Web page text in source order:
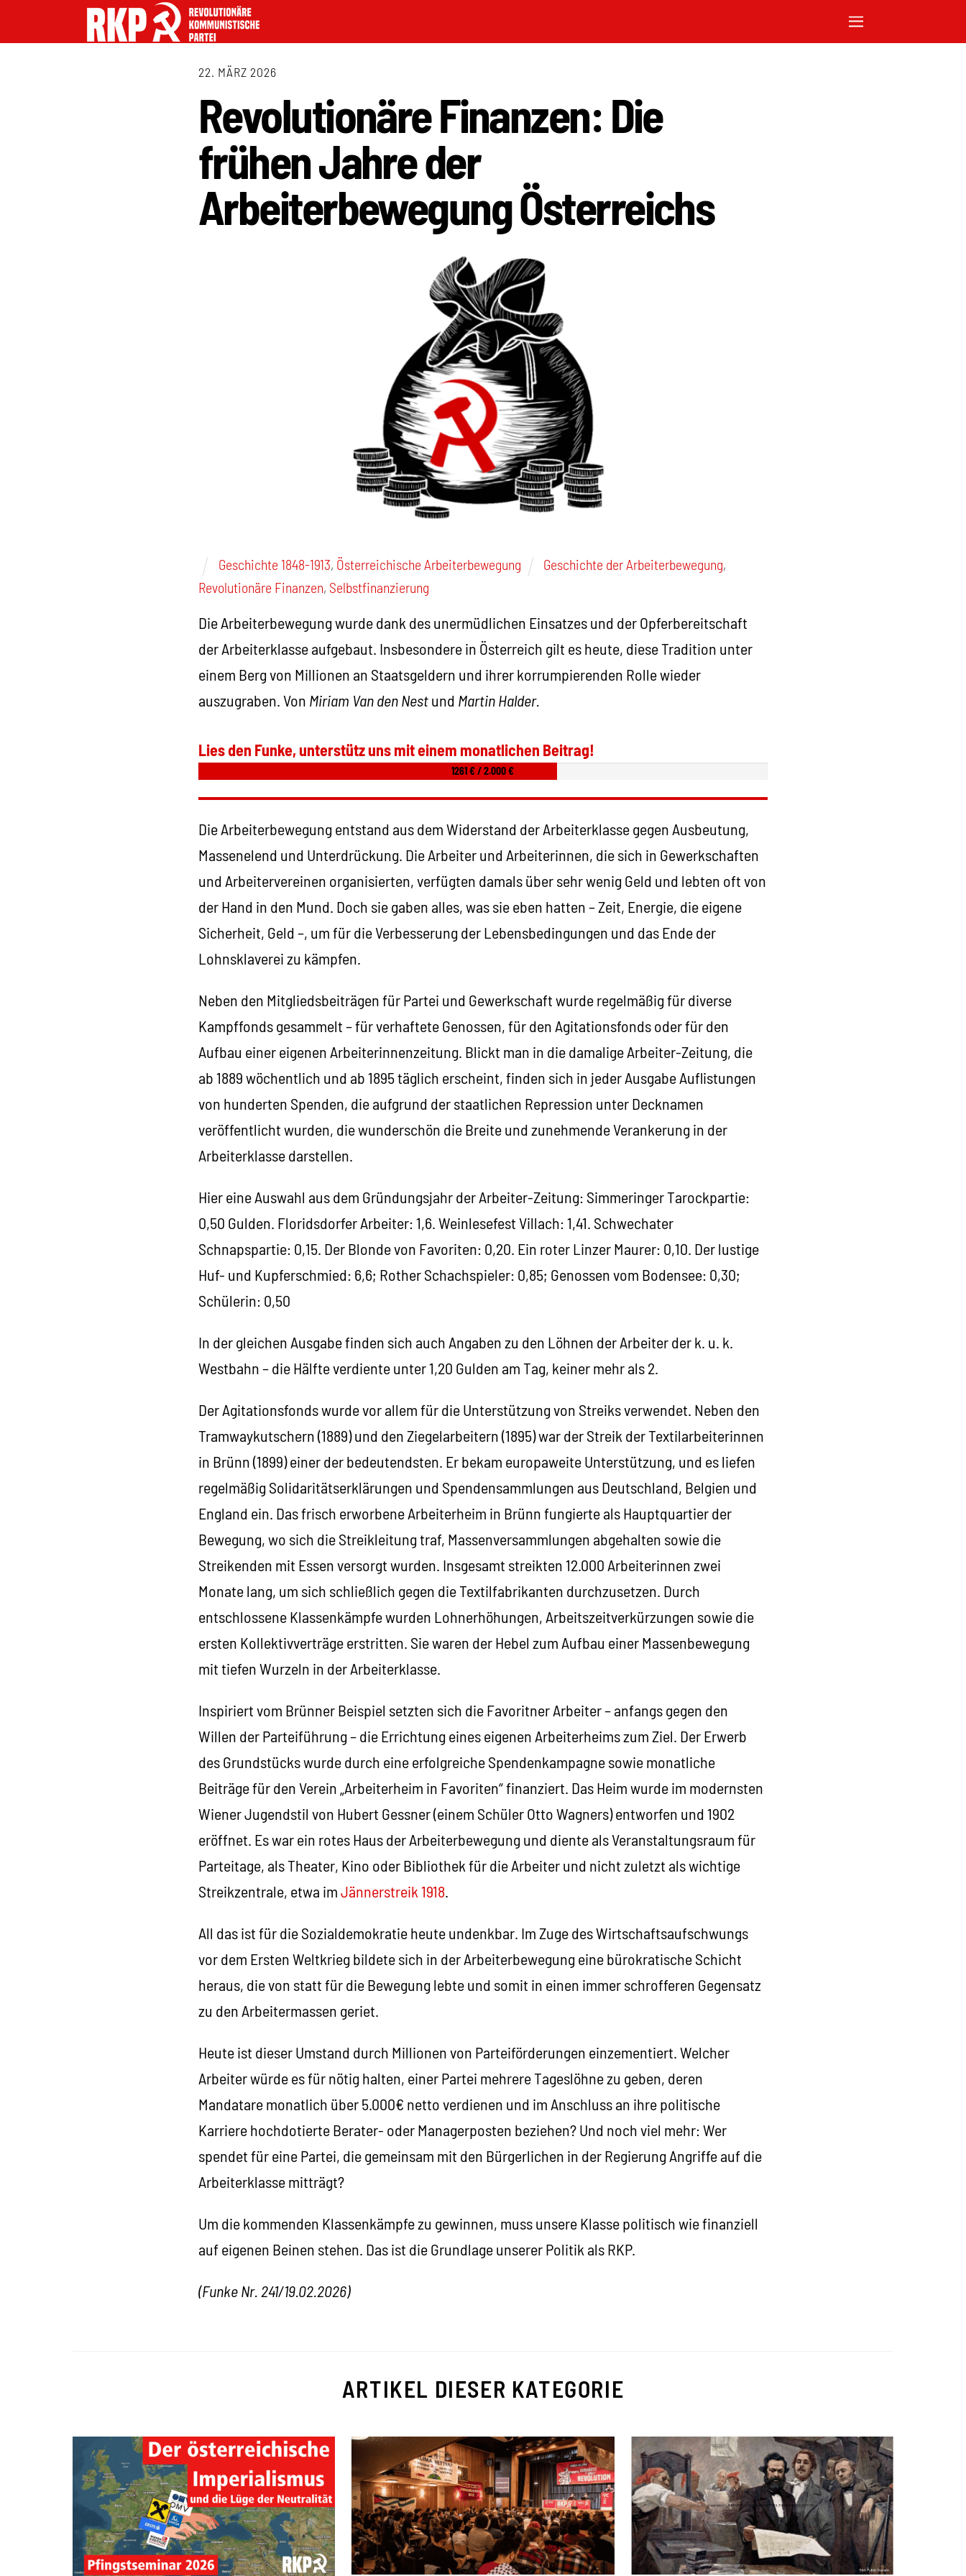
22. MÄRZ 2026
Revolutionäre Finanzen: Die
frühen Jahre der
Arbeiterbewegung Österreichs
Geschichte 1848-1913, Österreichische Arbeiterbewegung Geschichte der Arbeiterbewegung,
Revolutionäre Finanzen, Selbstfinanzierung
Die Arbeiterbewegung wurde dank des unermüdlichen Einsatzes und der Opferbereitschaft
der Arbeiterklasse aufgebaut. Insbesondere in Österreich gilt es heute, diese Tradition unter
einem Berg von Millionen an Staatsgeldern und ihrer korrumpierenden Rolle wieder
auszugraben. Von Miriam Van den Nestund Martin Halder.
Lies den Funke, unterstütz uns mit einem monatlichen Beitrag!
1261 € / 2.000 €
Die Arbeiterbewegung entstand aus dem Widerstand der Arbeiterklasse gegen Ausbeutung,
Massenelend und Unterdrückung. Die Arbeiter und Arbeiterinnen, die sich in Gewerkschaften
und Arbeitervereinen organisierten, verfügten damals über sehr wenig Geld und lebten oft von
der Hand in den Mund. Doch sie gaben alles, was sie eben hatten – Zeit, Energie, die eigene
Sicherheit, Geld –, um für die Verbesserung der Lebensbedingungen und das Ende der
Lohnsklaverei zu kämpfen.
Neben den Mitgliedsbeiträgen für Partei und Gewerkschaft wurde regelmäßig für diverse
Kampffonds gesammelt – für verhaftete Genossen, für den Agitationsfonds oder für den
Aufbau einer eigenen Arbeiterinnenzeitung. Blickt man in die damalige Arbeiter-Zeitung, die
ab 1889 wöchentlich und ab 1895 täglich erscheint, finden sich in jeder Ausgabe Auflistungen
von hunderten Spenden, die aufgrund der staatlichen Repression unter Decknamen
veröffentlicht wurden, die wunderschön die Breite und zunehmende Verankerung in der
Arbeiterklasse darstellen.
Hier eine Auswahl aus dem Gründungsjahr der Arbeiter-Zeitung: Simmeringer Tarockpartie:
0,50 Gulden. Floridsdorfer Arbeiter: 1,6. Weinlesefest Villach: 1,41. Schwechater
Schnapspartie: 0,15. Der Blonde von Favoriten: 0,20. Ein roter Linzer Maurer: 0,10. Der lustige
Huf- und Kupferschmied: 6,6; Rother Schachspieler: 0,85; Genossen vom Bodensee: 0,30;
Schülerin: 0,50
In der gleichen Ausgabe finden sich auch Angaben zu den Löhnen der Arbeiter der k. u. k.
Westbahn – die Hälfte verdiente unter 1,20 Gulden am Tag, keiner mehr als 2.
Der Agitationsfonds wurde vor allem für die Unterstützung von Streiks verwendet. Neben den
Tramwaykutschern (1889) und den Ziegelarbeitern (1895) war der Streik der Textilarbeiterinnen
in Brünn (1899) einer der bedeutendsten. Er bekam europaweite Unterstützung, und es liefen
regelmäßig Solidaritätserklärungen und Spendensammlungen aus Deutschland, Belgien und
England ein. Das frisch erworbene Arbeiterheim in Brünn fungierte als Hauptquartier der
Bewegung, wo sich die Streikleitung traf, Massenversammlungen abgehalten sowie die
Streikenden mit Essen versorgt wurden. Insgesamt streikten 12.000 Arbeiterinnen zwei
Monate lang, um sich schließlich gegen die Textilfabrikanten durchzusetzen. Durch
entschlossene Klassenkämpfe wurden Lohnerhöhungen, Arbeitszeitverkürzungen sowie die
ersten Kollektivverträge erstritten. Sie waren der Hebel zum Aufbau einer Massenbewegung
mit tiefen Wurzeln in der Arbeiterklasse.
Inspiriert vom Brünner Beispiel setzten sich die Favoritner Arbeiter – anfangs gegen den
Willen der Parteiführung – die Errichtung eines eigenen Arbeiterheims zum Ziel. Der Erwerb
des Grundstücks wurde durch eine erfolgreiche Spendenkampagne sowie monatliche
Beiträge für den Verein „Arbeiterheim in Favoriten“ finanziert. Das Heim wurde im modernsten
Wiener Jugendstil von Hubert Gessner (einem Schüler Otto Wagners) entworfen und 1902
eröffnet. Es war ein rotes Haus der Arbeiterbewegung und diente als Veranstaltungsraum für
Parteitage, als Theater, Kino oder Bibliothek für die Arbeiter und nicht zuletzt als wichtige
Streikzentrale, etwa imJännerstreik 1918.
All das ist für die Sozialdemokratie heute undenkbar. Im Zuge des Wirtschaftsaufschwungs
vor dem Ersten Weltkrieg bildete sich in der Arbeiterbewegung eine bürokratische Schicht
heraus, dievon statt für die Bewegung lebte und somit in einen immer schrofferen Gegensatz
zu den Arbeitermassen geriet.
Heute ist dieser Umstand durch Millionen von Parteiförderungen einzementiert. Welcher
Arbeiter würde es für nötig halten, einer Partei mehrere Tageslöhne zu geben, deren
Mandatare monatlich über 5.000€ netto verdienen und im Anschluss an ihre politische
Karriere hochdotierte Berater- oder Managerposten beziehen? Und noch viel mehr: Wer
spendet für eine Partei, die gemeinsam mit den Bürgerlichen in der Regierung Angriffe auf die
Arbeiterklasse mitträgt?
Um die kommenden Klassenkämpfe zu gewinnen, muss unsere Klasse politisch wie finanziell
auf eigenen Beinen stehen. Das ist die Grundlage unserer Politik als RKP.
(Funke Nr. 241/19.02.2026)
ARTIKEL DIESER KATEGORIE